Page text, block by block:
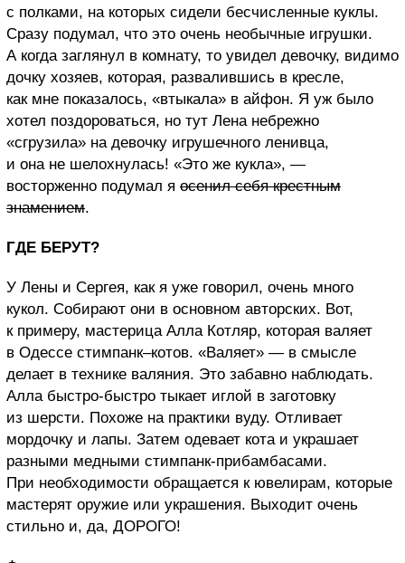
с полками, на которых сидели бесчисленные куклы.
Сразу подумал, что это очень необычные игрушки.
А когда заглянул в комнату, то увидел девочку, видимо
дочку хозяев, которая, развалившись в кресле,
как мне показалось, «втыкала» в айфон. Я уж было
хотел поздороваться, но тут Лена небрежно
«сгрузила» на девочку игрушечного ленивца,
и она не шелохнулась! «Это же кукла», —
восторженно подумал я осенил себя крестным
знамением.
ГДЕ БЕРУТ?
У Лены и Сергея, как я уже говорил, очень много
кукол. Собирают они в основном авторских. Вот,
к примеру, мастерица Алла Котляр, которая валяет
в Одессе стимпанк–котов. «Валяет» — в смысле
делает в технике валяния. Это забавно наблюдать.
Алла быстро-быстро тыкает иглой в заготовку
из шерсти. Похоже на практики вуду. Отливает
мордочку и лапы. Затем одевает кота и украшает
разными медными стимпанк-прибамбасами.
При необходимости обращается к ювелирам, которые
мастерят оружие или украшения. Выходит очень
стильно и, да, ДОРОГО!